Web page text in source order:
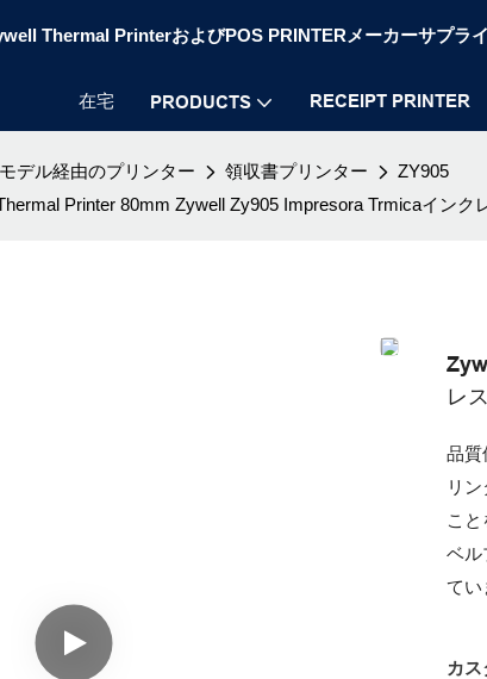
Thermal PrinterおよびPOS PRINTERメーカーサプライ
在宅 PRODUCTS RECEIPT PRINTER
モデル経由のプリンター 領収書プリンター
ZY905
Printer 80mm Zywell Zy905 Impresora Trmicaイン
レ
品質
リ
こ
ベル
てい
カ